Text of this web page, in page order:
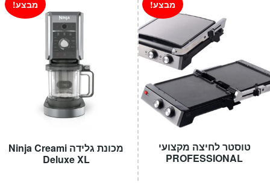
מכונת גלידה Ninja Creami
Deluxe XL
מבצע!
טוסטר לחיצה מקצועי
PROFESSIONAL
מבצע!